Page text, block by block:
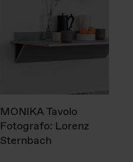
MONIKA Tavolo
Fotografo: Lorenz
Sternbach